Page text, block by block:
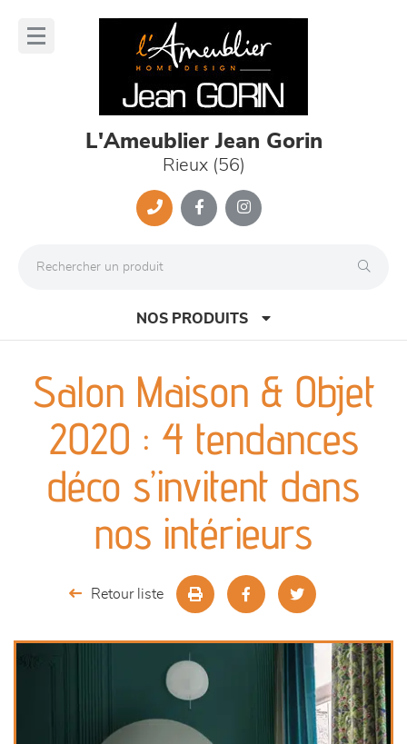
L'Ameublier Jean Gorin
Rieux (56)
NOS PRODUITS
canapés et fauteuils
séjours
Salon Maison & Objet
2020 : 4 tendances
déco s’invitent dans
nos intérieurs
Retour liste